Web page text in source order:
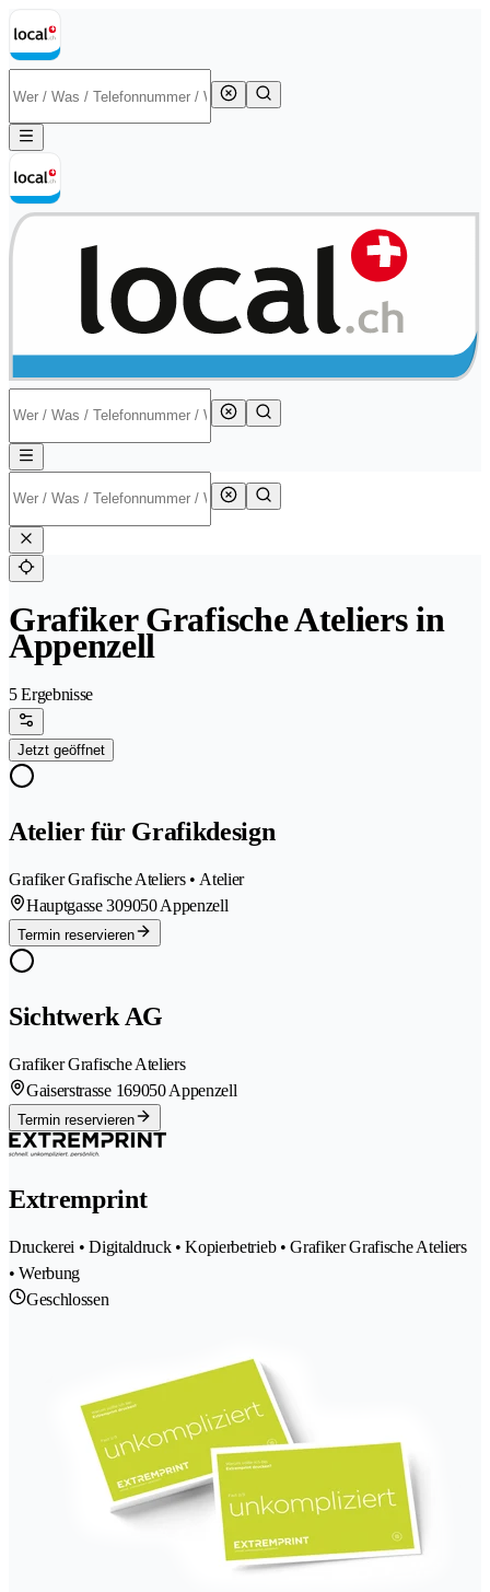
Grafiker Grafische Ateliers in
Appenzell
5 Ergebnisse
Jetzt geöffnet
Atelier für Grafikdesign
Grafiker Grafische Ateliers • Atelier
Hauptgasse 309050 Appenzell
Termin reservieren
Sichtwerk AG
Grafiker Grafische Ateliers
Gaiserstrasse 169050 Appenzell
Termin reservieren
Extremprint
Druckerei • Digitaldruck • Kopierbetrieb • Grafiker Grafische Ateliers
• Werbung
Geschlossen